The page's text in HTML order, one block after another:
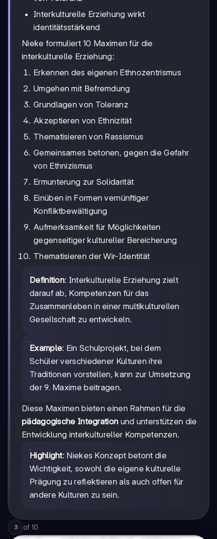
Interkulturelle Erziehung wirkt
identitätsstärkend
Nieke formuliert 10 Maximen für die
interkulturelle Erziehung:
Erkennen des eigenen Ethnozentrismus
Umgehen mit Befremdung
Grundlagen von Toleranz
Akzeptieren von Ethnizität
Thematisieren von Rassismus
Gemeinsames betonen, gegen die Gefahr
von Ethnizismus
Ermunterung zur Solidarität
Einüben in Formen vernünftiger
Konfliktbewältigung
Aufmerksamkeit für Möglichkeiten
gegenseitiger kultureller Bereicherung
Thematisieren der Wir-Identität
Definition: Interkulturelle Erziehung zielt
darauf ab, Kompetenzen für das
Zusammenleben in einer multikulturellen
Gesellschaft zu entwickeln.
Example: Ein Schulprojekt, bei dem
Schüler verschiedener Kulturen ihre
Traditionen vorstellen, kann zur Umsetzung
der 9. Maxime beitragen.
Diese Maximen bieten einen Rahmen für die
pädagogische Integration und unterstützen die
Entwicklung interkultureller Kompetenzen.
Highlight: Niekes Konzept betont die
Wichtigkeit, sowohl die eigene kulturelle
Prägung zu reflektieren als auch offen für
andere Kulturen zu sein.
3 of 10